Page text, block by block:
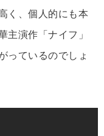
く、個人的にも本
主演作「ナイフ」
っているのでしょ